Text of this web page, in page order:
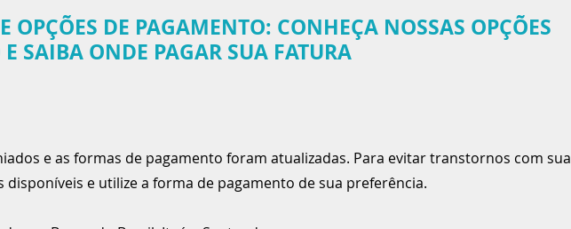
OPÇÕES DE PAGAMENTO: CONHEÇA NOSSAS OPÇÕES
SAIBA ONDE PAGAR SUA FATURA
e as formas de pagamento foram atualizadas. Para evitar transtornos com sua
disponíveis e utilize a forma de pagamento de sua preferência.